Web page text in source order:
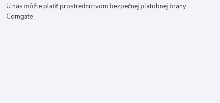
U nás môžte platiť prostredníctvom bezpečnej platobnej brány
Comgate